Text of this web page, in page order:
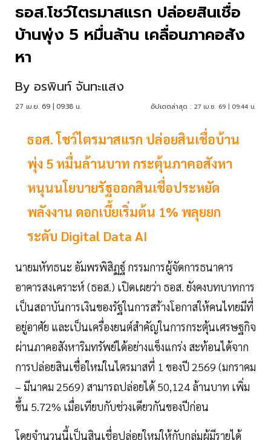
ธอส.โชว์ไตรมาสแรก ปล่อยสินเชื่อ
บ้านพุ่ง 5 หมื่นล้าน เคลื่อนภาคอสัง
หา
By อรพินท์ จันทะแสง
27 เม.ย. 69 | 09:38 น. อัปเดตล่าสุด : 27 เม.ย. 69 | 09:44 น.
ธอส. โชว์ไตรมาสแรก ปล่อยสินเชื่อบ้าน
พุ่ง 5 หมื่นล้านบาท กระตุ้นภาคอสังหา
หนุนนโยบายรัฐออกสินเชื่อประหยัด
พลังงาน ดอกเบี้ยเริ่มต้น 1% พลุยยก
ระดับ Digital Data AI
นายมหัทธนะ อัมพรพิสิฏฐ์ กรรมการผู้จัดการธนาคาร
อาคารสงเคราะห์ (ธอส.) เปิดเผยว่า ธอส. ยังคงบทบาทการ
เป็นสถาบันการเงินของรัฐในการสร้างโอกาสให้คนไทยมีที่
อยู่อาศัย และเป็นเครื่องยนต์สำคัญในการกระตุ้นเศรษฐกิจ
ผ่านภาคอสังหาริมทรัพย์ได้อย่างแข็งแกร่ง สะท้อนได้จาก
การปล่อยสินเชื่อใหม่ในไตรมาสที่ 1 ของปี 2569 (มกราคม
– มีนาคม 2569) สามารถปล่อยได้ 50,124 ล้านบาท เพิ่ม
ขึ้น 5.72% เมื่อเทียบกับช่วงเดียวกันของปีก่อน
โดยจำนวนนี้เป็นสินเชื่อปล่อยใหม่ให้กับกลุ่มผู้มีรายได้